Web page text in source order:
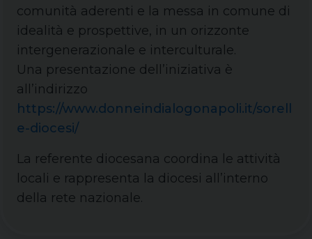
comunità aderenti e la messa in comune di
idealità e prospettive, in un orizzonte
intergenerazionale e interculturale.
Una presentazione dell’iniziativa è
all’indirizzo
https://www.donneindialogonapoli.it/sorell
e-diocesi/
La referente diocesana coordina le attività
locali e rappresenta la diocesi all’interno
della rete nazionale.